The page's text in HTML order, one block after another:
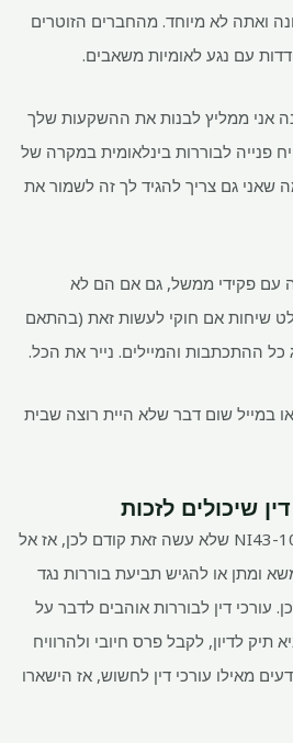
ואתה לא מיוחד. מהחברים הזוטרים
עם נגע לאומיות משאבים.
אני ממליץ לבנות את ההשקעות שלך
פנייה לבוררות בינלאומית במקרה של
גם צריך להגיד לך זה לשמור את
עם פקידי ממשל, גם אם הם לא
שיחות אם חוקי לעשות זאת (בהתאם
ההתכתבות והמיילים. נייר את הכל.
במייל שום דבר שלא היית רוצה שבית
שיכולים לזכות
לא היית שוכר יועץ לייצור NI43-101 שלא עשה זאת קודם לכן, אז אל
ומתן או להגיש תביעת בוררות נגד
עורכי דין לבוררות אוהבים לדבר על
לדיון, לקבל פרס חיובי ולהרוויח
מאילו עורכי דין לחשוש, אז הישארו